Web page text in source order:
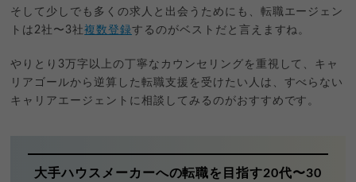
そして少しでも多くの求人と出会うためにも、転職エージェン
トは2社〜3社複数登録するのがベストだと言えますね。
やりとり3万字以上の丁寧なカウンセリングを重視して、キャ
リアゴールから逆算した転職支援を受けたい人は、すべらない
キャリアエージェントに相談してみるのがおすすめです。
大手ハウスメーカーへの転職を目指す20代〜30